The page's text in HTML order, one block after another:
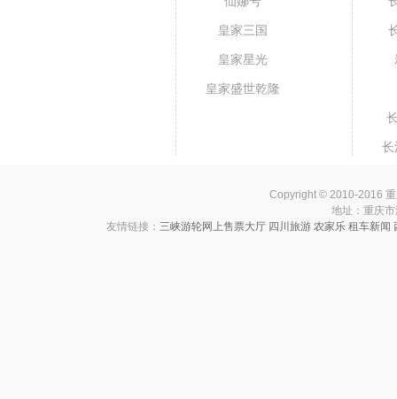
皇家三国
皇家星光
皇家盛世乾隆
长
Copyright © 2010-2016
地址：重庆
友情链接： 三峡游轮网上售票大厅 四川旅游 农家乐 租车新闻